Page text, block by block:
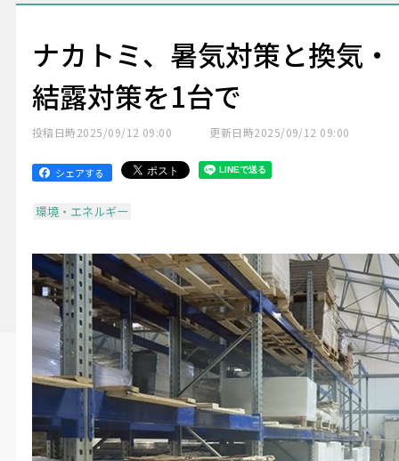
ナカトミ、暑気対策と換気・
結露対策を1台で
投稿日時2025/09/12 09:00 更新日時2025/09/12 09:00
シェアする
環境・エネルギー